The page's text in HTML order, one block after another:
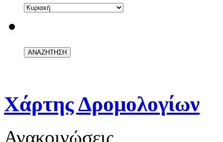
Χάρτης Δρομολογίων
Ανακοινώσεις